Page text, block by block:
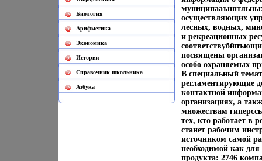
Биология
Арифметика
Экономика
История
Cправочник школьника
Азбука
осуществляющих
лесных, водных,
и рекреационных
посвящены
особо охраняемых
В специальный
регламентирующие
контактной
организациях, а
множествам
тех, кто работает в
станет рабочим
источником самой
необходимой как
продукта: 2746